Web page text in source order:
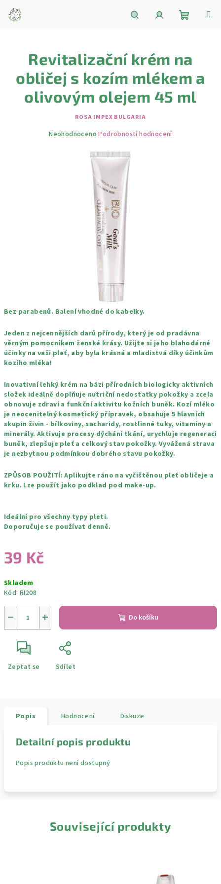
obsah
košík
Bez parabenů. Balení vhodné do kabelky.
Jeden z nejcennějších darů přírody, který je od pradávna
věrným pomocníkem ženské krásy. Užijte si jeho blahodárné
účinky na vaši pleť, aby byla krásná a mladistvá díky účinkům
kozího mléka!
Inovativní lehký krém na bázi přírodních biologicky aktivních
složek ideálně doplňuje nutriční nedostatky pokožky a zcela
obnovuje zdraví a funkční aktivitu kožních buněk. Kozí mléko
je neocenitelný kosmetický přípravek, obsahuje 5 hlavních
skupin živin - bílkoviny, sacharidy, rostlinné tuky, vitamíny a
minerály. Aktivuje procesy dýchání tkání, urychluje regeneraci
buněk, zlepšuje pleť a celkový stav pokožky. Vyvážená strava
je nezbytnou podmínkou dobrého stavu pokožky.
ZPŮSOB POUŽITÍ: Aplikujte ráno na vyčištěnou pleť obličeje a
krku. Lze použít jako podklad pod make-up.
Ideální pro všechny typy pleti.
Doporučuje se používat denně.
39 Kč
cena:
Skladem
Kód: RI208
+
− Do košíku
Zeptat se Sdílet
Revitalizační krém na
obličej s kozím mlékem a
olivovým olejem 45 ml
ROSA IMPEX BULGARIA
Průměrné
Neohodnoceno Podrobnosti hodnocení
Popis Hodnocení Diskuze
Detailní popis produktu
Popis produktu není dostupný
Související produkty